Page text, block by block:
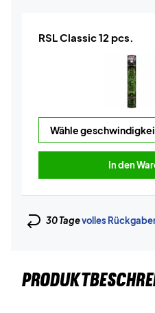
RSL Classic 12 pcs.
In den
30 Tagevolles